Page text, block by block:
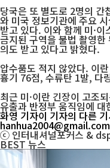
당국은 또 별도로 2명의 간
와 미국 정보기관에 주요
받고 있다. 이와 함께 미·
금지된 구역을 불법 촬영
의도 받고 있다고 밝혔다.
압수품도 적지 않았다. 이
흉기 76점, 수류탄 1발, 다
최근 미·이란 긴장이 고조
유출과 반정부 움직임에
화영 기자이 기자의 다른
hanhua2004@gmail.com
ⓒ 인터내셔널포커스 &
BEST뉴스